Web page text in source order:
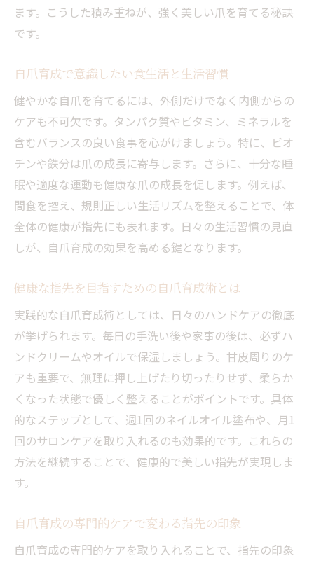
ます。こうした積み重ねが、強く美しい爪を育てる秘訣
です。
自爪育成で意識したい食生活と生活習慣
健やかな自爪を育てるには、外側だけでなく内側からの
ケアも不可欠です。タンパク質やビタミン、ミネラルを
含むバランスの良い食事を心がけましょう。特に、ビオ
チンや鉄分は爪の成長に寄与します。さらに、十分な睡
眠や適度な運動も健康な爪の成長を促します。例えば、
間食を控え、規則正しい生活リズムを整えることで、体
全体の健康が指先にも表れます。日々の生活習慣の見直
しが、自爪育成の効果を高める鍵となります。
健康な指先を目指すための自爪育成術とは
実践的な自爪育成術としては、日々のハンドケアの徹底
が挙げられます。毎日の手洗い後や家事の後は、必ずハ
ンドクリームやオイルで保湿しましょう。甘皮周りのケ
アも重要で、無理に押し上げたり切ったりせず、柔らか
くなった状態で優しく整えることがポイントです。具体
的なステップとして、週1回のネイルオイル塗布や、月1
回のサロンケアを取り入れるのも効果的です。これらの
方法を継続することで、健康的で美しい指先が実現しま
す。
自爪育成の専門的ケアで変わる指先の印象
自爪育成の専門的ケアを取り入れることで、指先の印象